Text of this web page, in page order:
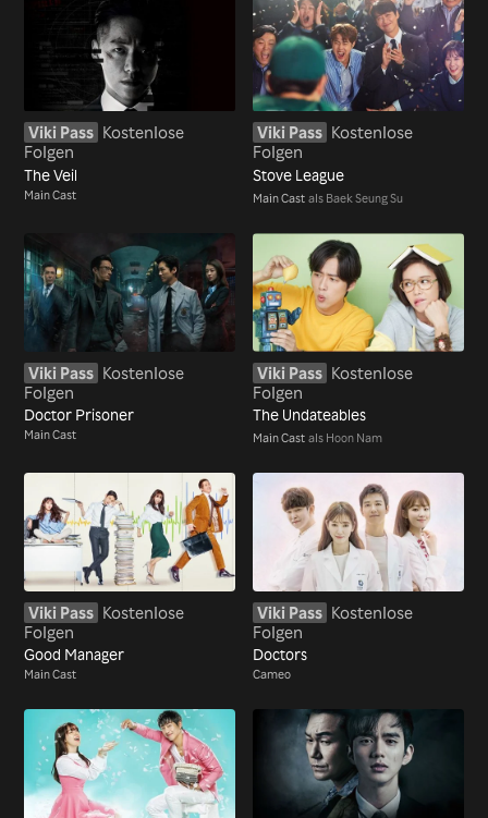
Viki Pass Kostenlose
Folgen
The Veil
Main Cast
Viki Pass Kostenlose
Folgen
Stove League
Main Cast als Baek Seung Su
Viki Pass Kostenlose
Folgen
Doctor Prisoner
Main Cast
Viki Pass Kostenlose
Folgen
The Undateables
Main Cast als Hoon Nam
Viki Pass Kostenlose
Folgen
Good Manager
Main Cast
Viki Pass Kostenlose
Folgen
Doctors
Cameo